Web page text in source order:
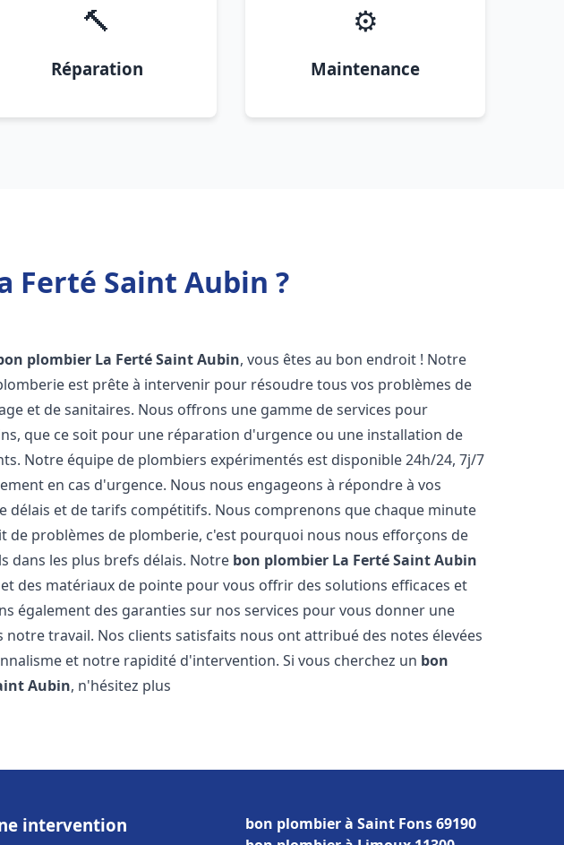
🔨
Réparation
⚙️
Maintenance
Ferté Saint Aubin ?
plombier La Ferté Saint Aubin, vous êtes au bon endroit ! Notre
est prête à intervenir pour résoudre tous vos problèmes de
et de sanitaires. Nous offrons une gamme de services pour
que ce soit pour une réparation d'urgence ou une installation de
Notre équipe de plombiers expérimentés est disponible 24h/24, 7j/7
en cas d'urgence. Nous nous engageons à répondre à vos
délais et de tarifs compétitifs. Nous comprenons que chaque minute
de problèmes de plomberie, c'est pourquoi nous nous efforçons de
dans les plus brefs délais. Notre bon plombier La Ferté Saint Aubin
des matériaux de pointe pour vous offrir des solutions efficaces et
également des garanties sur nos services pour vous donner une
notre travail. Nos clients satisfaits nous ont attribué des notes élevées
et notre rapidité d'intervention. Si vous cherchez un bon
Aubin, n'hésitez plus
intervention
bon plombier à Saint Fons 69190